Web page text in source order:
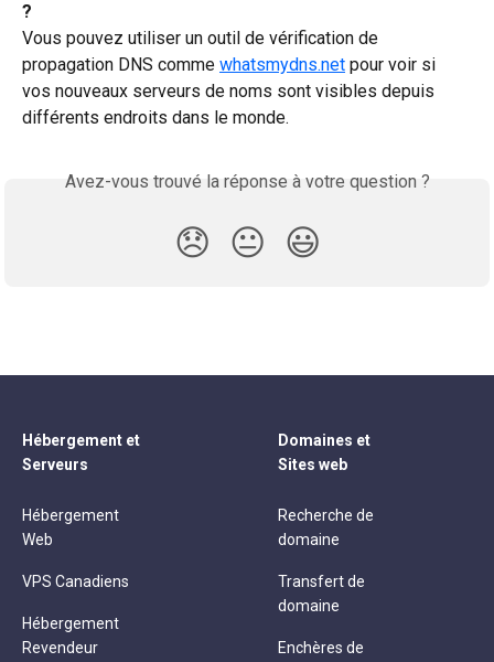
?
Vous pouvez utiliser un outil de vérification de
propagation DNS comme whatsmydns.net pour voir si
vos nouveaux serveurs de noms sont visibles depuis
différents endroits dans le monde.
Avez-vous trouvé la réponse à votre question ?
😞 😐 😃
Hébergement et
Serveurs
Hébergement
Web
VPS Canadiens
Hébergement
Revendeur
Domaines et
Sites web
Recherche de
domaine
Transfert de
domaine
Enchères de